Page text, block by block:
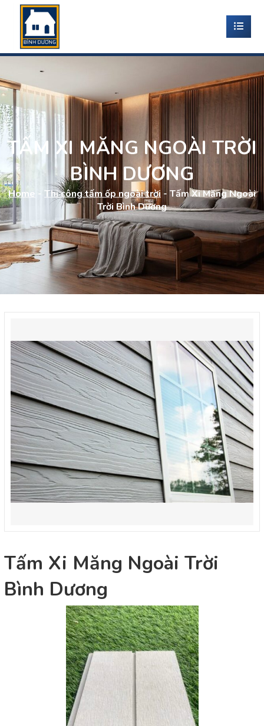
TẤM XI MĂNG NGOÀI TRỜI
BÌNH DƯƠNG
Home - Thi công tấm ốp ngoài trời - Tấm Xi Măng Ngoài
Trời Bình Dương
Tấm Xi Măng Ngoài Trời
Bình Dương